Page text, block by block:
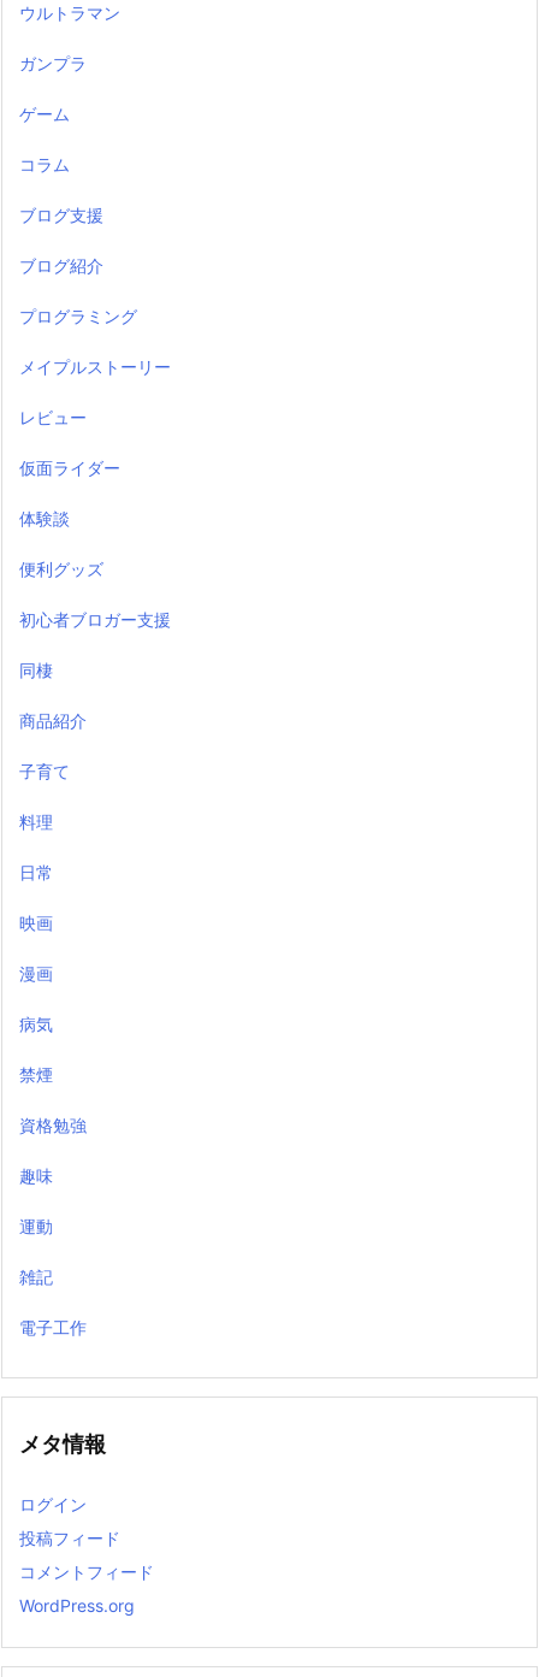
ウルトラマン
ガンプラ
ゲーム
コラム
ブログ支援
ブログ紹介
プログラミング
メイプルストーリー
レビュー
仮面ライダー
体験談
便利グッズ
初心者ブロガー支援
同棲
商品紹介
子育て
料理
日常
映画
漫画
病気
禁煙
資格勉強
趣味
運動
雑記
電子工作
メタ情報
ログイン
投稿フィード
コメントフィード
WordPress.org